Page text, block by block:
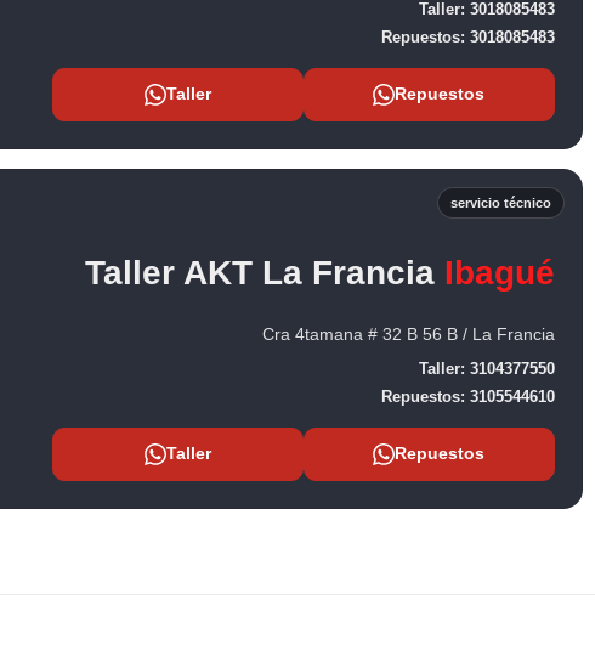
Taller: 3018085483
Repuestos: 3018085483
Taller Repuestos
servicio técnico
Taller AKT La Francia Ibagué
Cra 4tamana # 32 B 56 B / La Francia
Taller: 3104377550
Repuestos: 3105544610
Taller Repuestos